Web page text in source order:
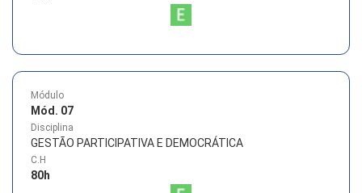
Módulo
Mód. 07
Disciplina
GESTÃO PARTICIPATIVA E DEMOCRÁTICA
C.H
80h